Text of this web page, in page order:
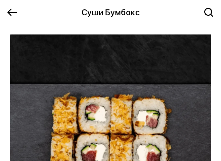
Суши Бумбокс